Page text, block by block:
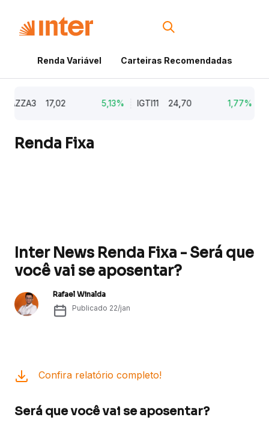
Renda Variável Carteiras Recomendadas
17,02 5,13% IGTI11 24,70 1,77%
Renda Fixa
Inter News Renda Fixa - Será que
você vai se aposentar?
Rafael Winalda
Publicado 22/jan
Confira relatório completo!
Será que você vai se aposentar?